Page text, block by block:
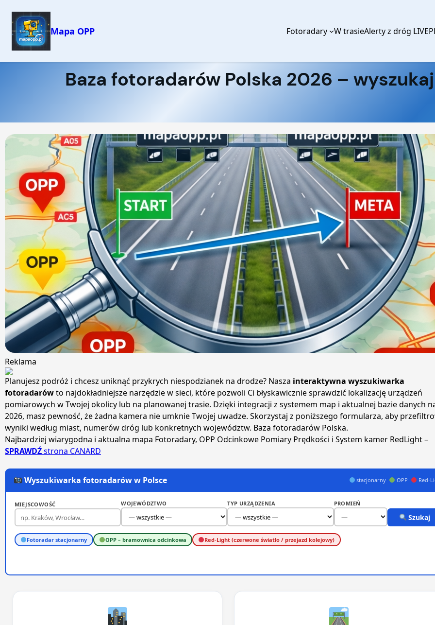
treści
Mapa OPP Fotoradary W trasieAlerty z dróg LIVE
Baza fotoradarów Polska 2026 –
Reklama
Planujesz podróż i chcesz uniknąć przykrych niespodzianek na drodze? Nasza interaktywna wyszukiwarka
fotoradarówto najdokładniejsze narzędzie w sieci, które pozwoli Ci błyskawicznie sprawdzić lokalizację urządzeń
pomiarowych w Twojej okolicy lub na planowanej trasie. Dzięki integracji z systemem map i aktualnej bazie danych
2026, masz pewność, że żadna kamera nie umknie Twojej uwadze. Skorzystaj z poniższego formularza, aby
wyniki według miast, numerów dróg lub konkretnych województw. Baza fotoradarów Polska.
Najbardziej wiarygodna i aktualna mapa Fotoradary, OPP Odcinkowe Pomiary Prędkości i System kamer RedLight –
SPRAWDŹstrona CANARD
Wyszukiwarka fotoradarów w Polsce stacjonarny OPP Red-
MIEJSCOWOŚĆ WOJEWÓDZTWO TYP URZĄDZENIA PROMIEŃ
Szukaj
Fotoradar stacjonarny OPP – bramownica odcinkowa Red-Light (czerwone światło / przejazd kolejowy)
Zanim wyruszysz w trasę — sprawdź,gdzie dziś
płoniei które kierunki mogą być odcięte.
Aktywne ogniska wykryte z orbity
Zagrożone regiony wakacyjne
Aktualizacja kilka razy dziennie
Otwórz mapę pożarów →
Nie teraz, dziękuję
Serwis partnerski metrigo.eu